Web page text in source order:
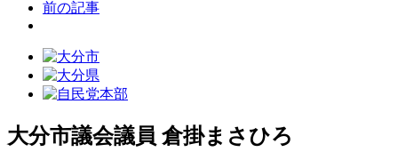
前の記事
大分市議会議員 倉掛まさひろ